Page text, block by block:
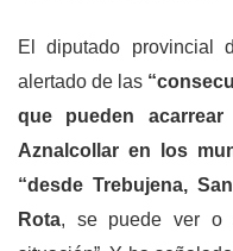
El diputado provincial
alertado de las
que pueden
Aznalcollar en los
“desde Trebujena,
Rota, se puede ver o